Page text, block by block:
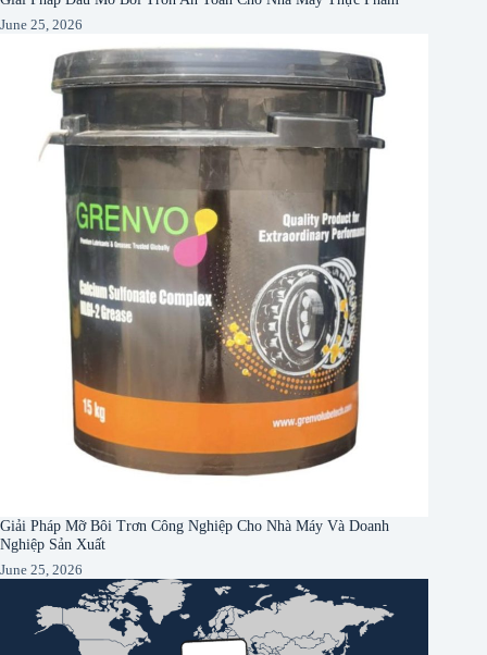
June 25, 2026
Giải Pháp Mỡ Bôi Trơn Công Nghiệp Cho Nhà Máy Và Doanh
Nghiệp Sản Xuất
June 25, 2026